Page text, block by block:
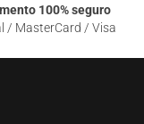
100% seguro
/ MasterCard / Visa